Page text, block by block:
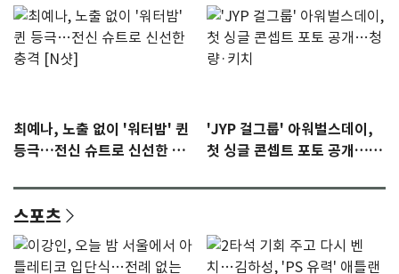
최예나, 노출 없이 '워터밤' 퀸
등극…전신 슈트로 신선한 충
'JYP 걸그룹' 아워벌스데이,
첫 싱글 콘셉트 포토 공개…청
스포츠